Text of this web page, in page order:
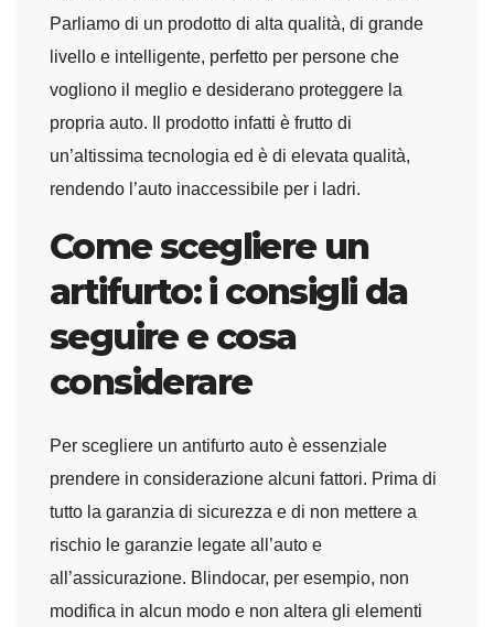
Parliamo di un prodotto di alta qualità, di grande
livello e intelligente, perfetto per persone che
vogliono il meglio e desiderano proteggere la
propria auto. Il prodotto infatti è frutto di
un’altissima tecnologia ed è di elevata qualità,
rendendo l’auto inaccessibile per i ladri.
Come scegliere un
artifurto: i consigli da
seguire e cosa
considerare
Per scegliere un antifurto auto è essenziale
prendere in considerazione alcuni fattori. Prima di
tutto la garanzia di sicurezza e di non mettere a
rischio le garanzie legate all’auto e
all’assicurazione. Blindocar, per esempio, non
modifica in alcun modo e non altera gli elementi